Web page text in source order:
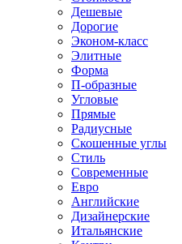
Дешевые
Дорогие
Эконом-класс
Элитные
Форма
П-образные
Угловые
Прямые
Радиусные
Скошенные углы
Стиль
Современные
Евро
Английские
Дизайнерские
Итальянские